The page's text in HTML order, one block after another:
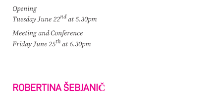
Opening
Tuesday June 22nd at 5.30pm
Meeting and Conference
Friday June 25that 6.30pm
ROBERTINA ŠEBJANIČ